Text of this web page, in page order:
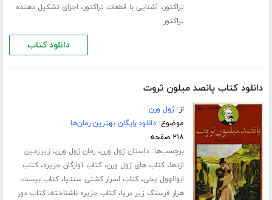
تراکتور،آشنایی با قطعات تراکتور، اجزای تشکیل دهنده
تراکتور
دانلود کتاب
دانلود کتاب پانصد میلون ثروت
از:ژول ورن
موضوع:دانلود رایگان بهترین رمان‌ها
۲۱۸ صفحه
برچسب‌ها:داستان ژول ورن،رمان ژول ورن، زیرزمین
اژدها،کتاب های ژول ورن،کتاب آوارگان جزیره،کتاب
ابوالهول یخی،کتاب اسرار کشتی سنتیا،کتاب بیست
هزار فرسنگ زیر دریا،کتاب جزیره ناشناخته،کتاب دور